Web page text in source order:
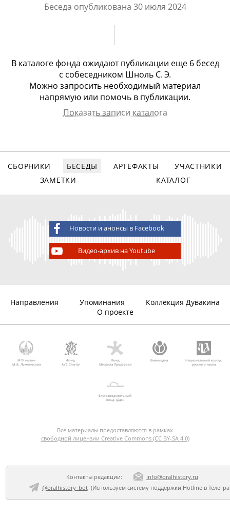
Беседа опубликована 30 июля 2024
В каталоге фонда ожидают публикации еще 6 бесед
с собеседником Шноль С. Э.
Можно запросить необходимый материал
напрямую или помочь в публикации.
Шноль Симон
Эльевич
947 07.12.1991
аудио, 110
Шноль Симон
Эльевич
953 A 18.04.1992
Шноль Симон
954 A 22.05.1992
Показать записи каталога
СБОРНИКИ БЕСЕДЫ АРТЕФАКТЫ
УЧАСТНИКИ
ЗАМЕТКИ
КАТАЛОГ
Новости и анонсы в Facebook
Видео-архив на Youtube
Направления Упоминания
Коллекция Дувакина
О проекте
МГУ имени
М.В. Ломоносова
Фонд
AVC Charity
Фонд
Михаила Прохорова
Викимедиа
Национальный корпус
русского языка
Благотворительный
фонд «Дар»
Все материалы предоставляются в рамках
свободной лицензии Creative Commons (CC BY-SA 4.0)
Контакты редакции:
info@oralhistory.ru
@oralhistory_bot(Используем систему поддержки Hotline в